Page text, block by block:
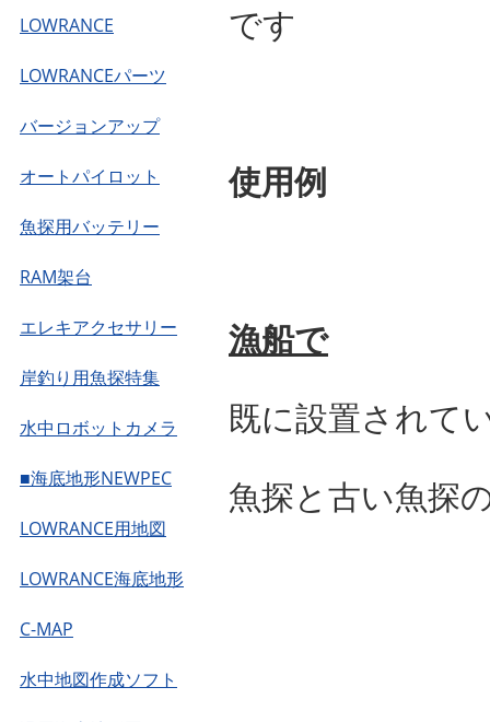
LOWRANCE
LOWRANCEパーツ
バージョンアップ
オートパイロット
魚探用バッテリー
RAM架台
エレキアクセサリー
岸釣り用魚探特集
水中ロボットカメラ
■海底地形NEWPEC
LOWRANCE用地図
LOWRANCE海底地形
C-MAP
水中地図作成ソフト
です
使用例
漁船で
既に設置されて
魚探と古い魚探